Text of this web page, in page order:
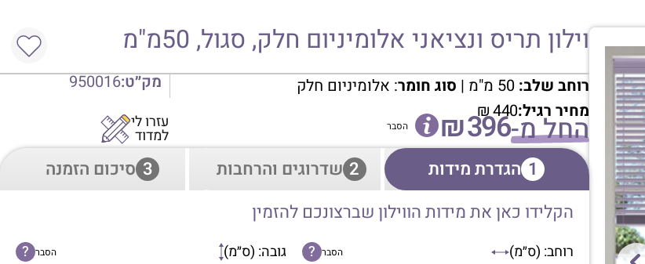
וילון תריס ונציאני אלומיניום חלק, סגול, 50מ"מ
רוחב שלב: 50 מ"מ | סוג חומר: אלומיניום חלק מק״ט:950016
מחיר רגיל:
₪440החל מ- ₪396 הסבר עזרו לי
למדוד
1 הגדרת מידות 2 שדרוגים והרחבות 3 סיכום הזמנה
הקלידו כאן את מידות הווילון שברצונכם להזמין
רוחב: (ס״מ) הסבר ? גובה: (ס״מ) הסבר ?